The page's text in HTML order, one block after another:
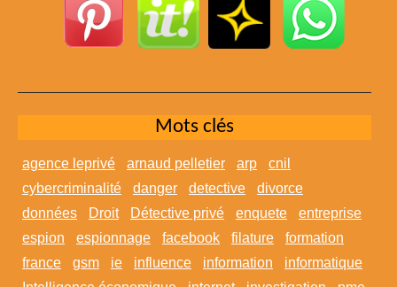
Mots clés
agence leprivé arnaud pelletier arp
cnil
cybercriminalité
danger detective
divorce
données
Droit Détective privé enquete
entreprise
espion
espionnage facebook filature
formation
france
gsm ie influence information
informatique